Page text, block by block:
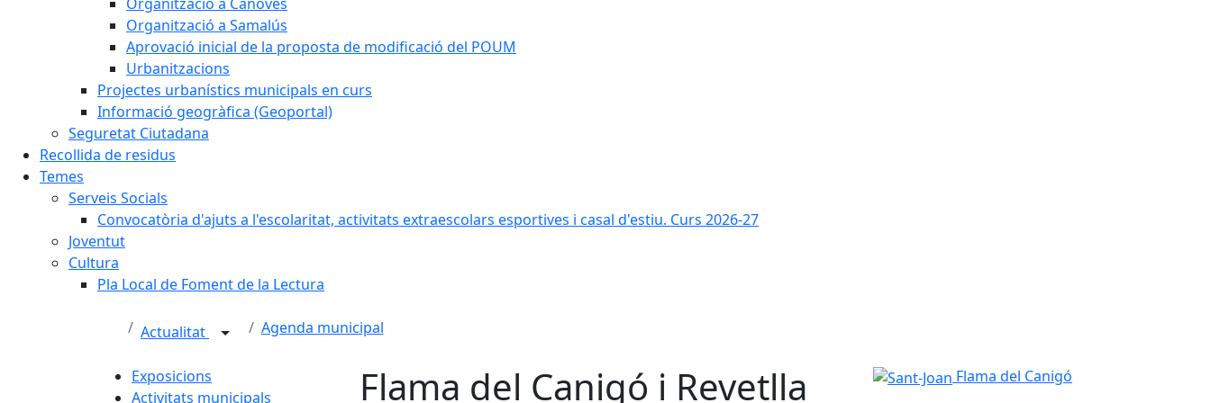
Organització a Samalús
Aprovació inicial de la proposta de modificació del POUM
Urbanitzacions
Projectes urbanístics municipals en curs
Informació geogràfica (Geoportal)
Seguretat Ciutadana
Recollida de residus
Temes
Serveis Socials
Convocatòria d'ajuts a l'escolaritat, activitats extraescolars esportives i casal d'estiu. Curs 2026-27
Joventut
Cultura
Pla Local de Foment de la Lectura
Actualitat Agenda municipal
Exposicions
Activitats municipals
Flama del Canigó i Revetlla Sant-Joan Flama del Canigó